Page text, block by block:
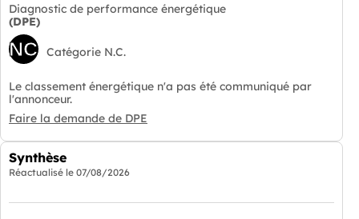
Diagnostic de performance énergétique
(DPE)
NC Catégorie N.C.
Le classement énergétique n'a pas été communiqué par
l'annonceur.
Faire la demande de DPE
Synthèse
Réactualisé le 07/08/2026